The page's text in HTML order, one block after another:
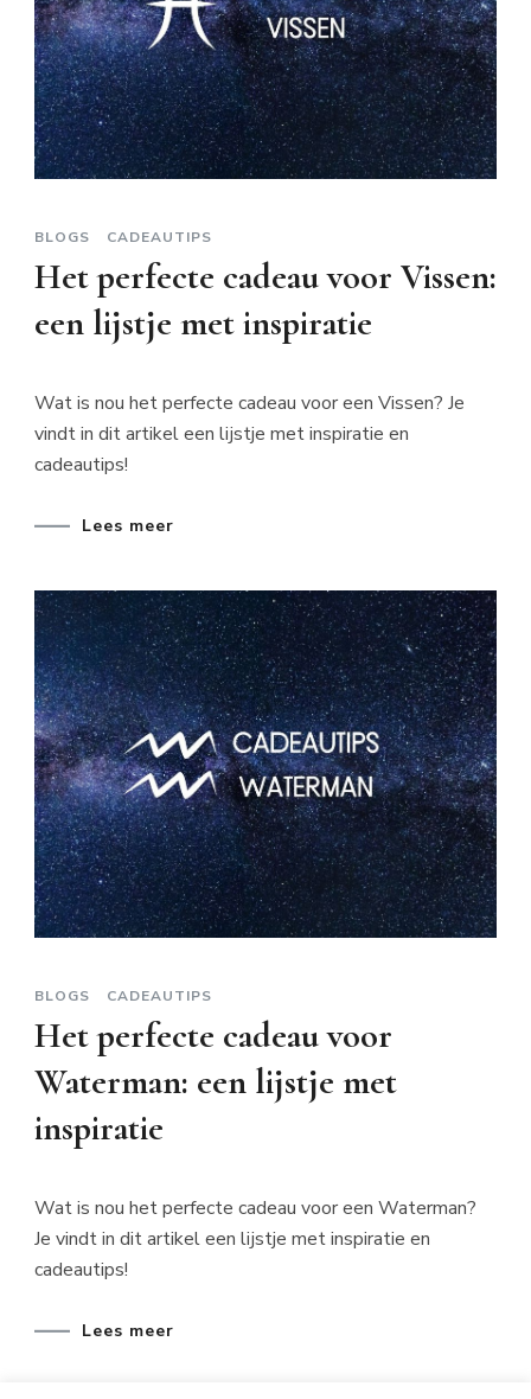
BLOGS CADEAUTIPS
Het perfecte cadeau voor Vissen:
een lijstje met inspiratie
Wat is nou het perfecte cadeau voor een Vissen? Je
vindt in dit artikel een lijstje met inspiratie en
cadeautips!
Lees meer
BLOGS CADEAUTIPS
Het perfecte cadeau voor
Waterman: een lijstje met
inspiratie
Wat is nou het perfecte cadeau voor een Waterman?
Je vindt in dit artikel een lijstje met inspiratie en
cadeautips!
Lees meer